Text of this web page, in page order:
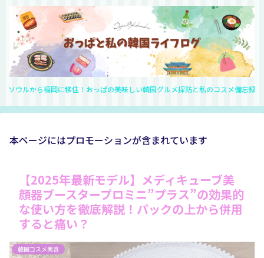
ソウルから福岡に移住！おっぱの美味しい韓国グルメ探訪と私のコスメ備忘録
本ページにはプロモーションが含まれています
【2025年最新モデル】メディキューブ美
顔器ブースタープロミニ”プラス”の効果的
な使い方を徹底解説！パックの上から併用
すると痛い？
韓国コスメ美容